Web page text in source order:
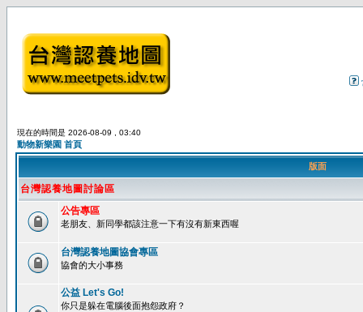
現在的時間是 2026-08-09 , 03:40
動物新樂園 首頁
版面
台灣認養地圖討論區
公告專區
老朋友、新同學都該注意一下有沒有新東西喔
台灣認養地圖協會專區
協會的大小事務
公益 Let's Go!
你只是躲在電腦後面抱怨政府？